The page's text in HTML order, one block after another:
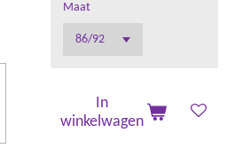
Maat
In
winkelwagen